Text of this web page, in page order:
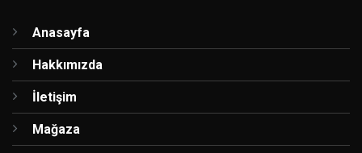
Anasayfa
Hakkımızda
İletişim
Mağaza